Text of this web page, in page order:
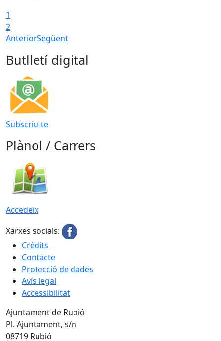
1
2
AnteriorSegüent
Butlletí digital
Subscriu-te
Plànol / Carrers
Accedeix
Xarxes socials:
Crèdits
Contacte
Protecció de dades
Avís legal
Accessibilitat
Ajuntament de Rubió
Pl. Ajuntament, s/n
08719 Rubió